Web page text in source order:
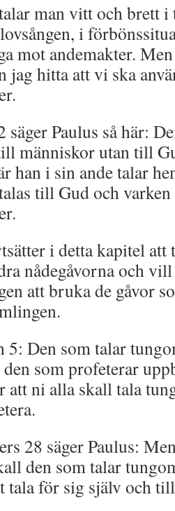
man vitt och brett
i
mot andemakter.
jag hitta att vi ska
säger Paulus så här:
människor utan till
han i sin ande talar
till Gud och
i detta kapitel att
nådegåvorna och
att bruka de gåvor
5: Den som talar
den som profeterar
att ni alla skall tala
28 säger Paulus:
den som talar
tala för sig själv och